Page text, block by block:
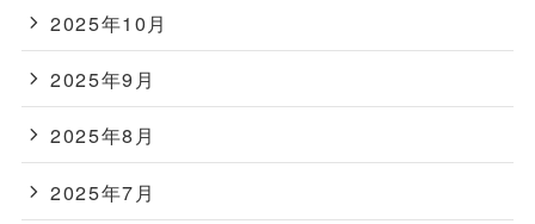
2025年10月
2025年9月
2025年8月
2025年7月